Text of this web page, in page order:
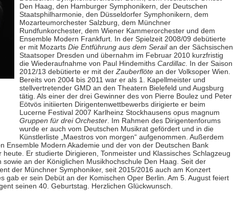
Den Haag, den Hamburger Symphonikern, der Deutschen
Staatsphilharmonie, den Düsseldorfer Symphonikern, dem
Mozarteumorchester Salzburg, dem Münchner
Rundfunkorchester, dem Wiener Kammerorchester und dem
Ensemble Modern Frankfurt. In der Spielzeit 2008/09 debütierte
er mit Mozarts Die Entführung aus dem Serailan der Sächsischen
Staatsoper Dresden und übernahm im Februar 2010 kurzfristig
die Wiederaufnahme von Paul Hindemiths Cardillac. In der Saison
2012/13 debütierte er mit der Zauberflötean der Volksoper Wien.
Bereits von 2004 bis 2011 war er als 1. Kapellmeister und
stellvertretender GMD an den Theatern Bielefeld und Augsburg
tätig. Als einer der drei Gewinner des von Pierre Boulez und Peter
Eötvös initiierten Dirigentenwettbewerbs dirigierte er beim
Lucerne Festival 2007 Karlheinz Stockhausens opus magnum
Gruppen für drei Orchester. Im Rahmen des Dirigentenforums
wurde er auch vom Deutschen Musikrat gefördert und in die
Künstlerliste „Maestros von morgen“ aufgenommen. Außerdem
Ensemble Modern Akademie und der von der Deutschen Bank
Er studierte Dirigieren, Tonmeister und Klassisches Schlagzeug
an der Königlichen Musikhochschule Den Haag. Seit der
der Münchner Symphoniker, seit 2015/2016 auch am Konzert
gab er sein Debüt an der Komischen Oper Berlin. Am 5. August feiert
seinen 40. Geburtstag. Herzlichen Glückwunsch.